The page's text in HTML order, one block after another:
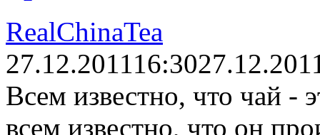
RealChinaTea
27.12.201116:30
Всем известно, что чай -
всем известно, что он